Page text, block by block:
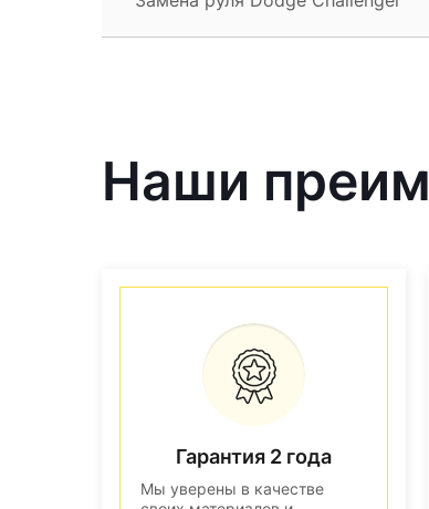
Наши
Гарантия 2 года
Мы уверены в качестве